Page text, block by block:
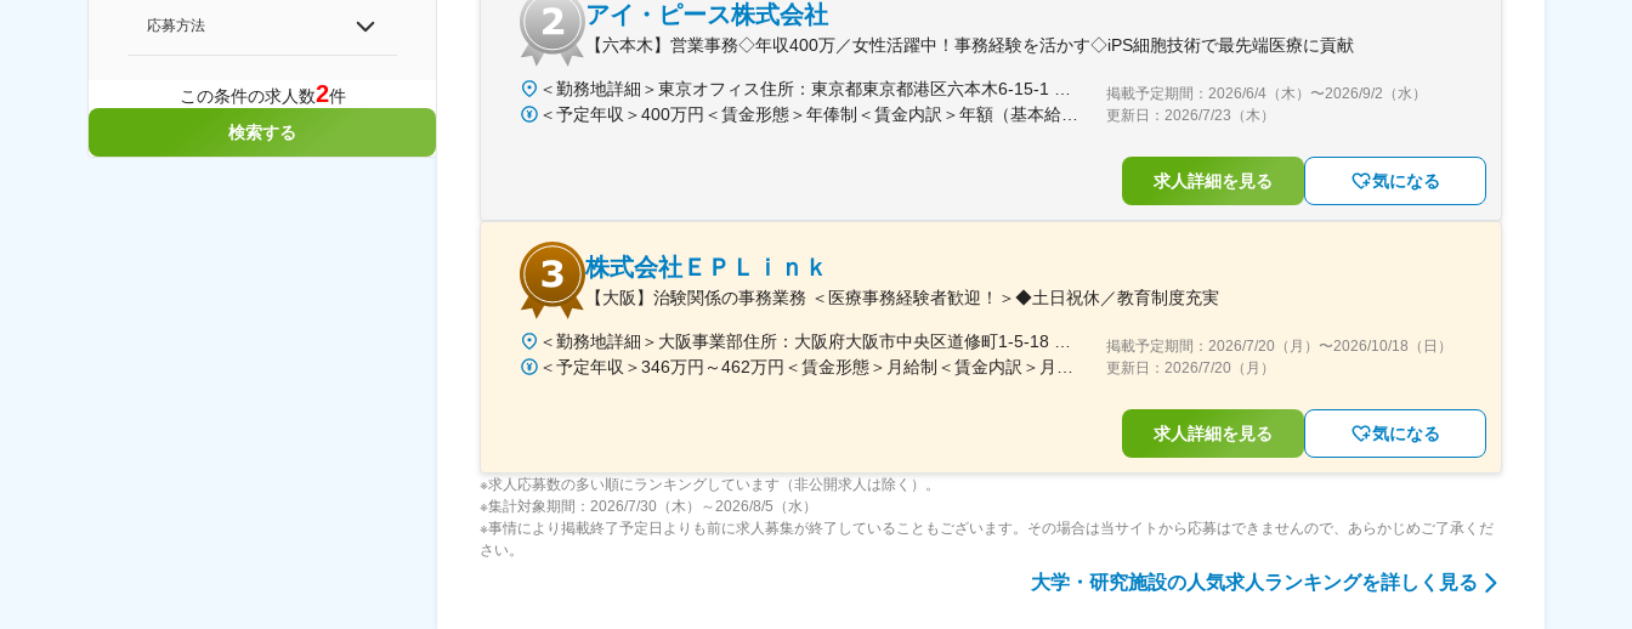
応募方法
この条件の求人数2件
検索する
アイ・ピース株式会社
【六本木】営業事務◇年収400万／女性活躍中！事務経験を活かす◇iPS細胞技術で最先端医療に貢献
掲載予定期間： 2026/6/4（木） 〜2026/9/2（水）
更新日： 2026/7/23（木）
求人詳細を見る 気になる
株式会社ＥＰＬｉｎｋ
【大阪】治験関係の事務業務 ＜医療事務経験者歓迎！＞◆土日祝休／教育制度充実
掲載予定期間： 2026/7/20（月） 〜2026/10/18（日）
更新日： 2026/7/20（月）
求人詳細を見る 気になる
※求人応募数の多い順にランキングしています（非公開求人は除く）。
※集計対象期間：2026/7/30（木）～2026/8/5（水）
※事情により掲載終了予定日よりも前に求人募集が終了していることもございます。その場合は当サイトから応募はできませんので、あらかじめご了承くだ
さい。
大学・研究施設の人気求人ランキングを詳しく見る